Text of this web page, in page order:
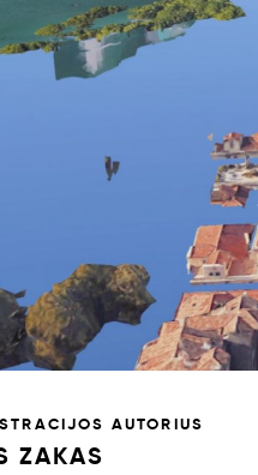
AUTORIUS
ZAKAS